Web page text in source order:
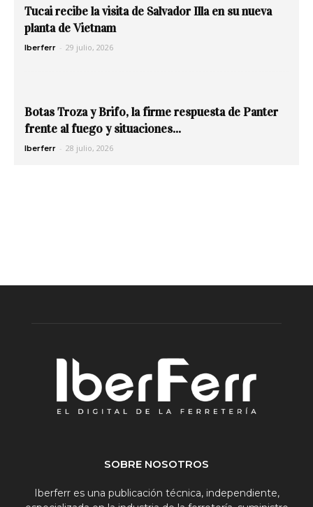
Tucai recibe la visita de Salvador Illa en su nueva
planta de Vietnam
Iberferr - 29 julio, 2026
Botas Troza y Brifo, la firme respuesta de Panter
frente al fuego y situaciones...
Iberferr - 28 julio, 2026
SOBRE NOSOTROS
Iberferr es una publicación técnica, independiente,